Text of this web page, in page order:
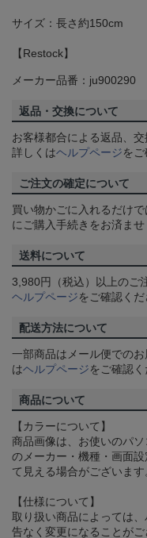
サイズ：長さ約150cm
【Restock】
メーカー品番：ju900290
返品・交換について
お客様都合による返品、
詳しくはヘルプページをご
ご注文の確定について
買い物かごに入れるだけ
にご購入手続きをお済ませ
送料について
3,980円（税込）以上のご
ヘルプページをご確認くだ
配送方法について
一部商品はメール便での
はヘルプページをご確認く
商品について
【カラーについて】
商品画像は、お使いのパ
のメーカー・機種・画面
て見える場合がございま
【仕様について】
取り扱い商品によっては
告なく変更になることがご